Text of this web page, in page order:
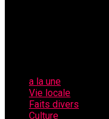
a la une
Vie locale
Faits divers
Culture